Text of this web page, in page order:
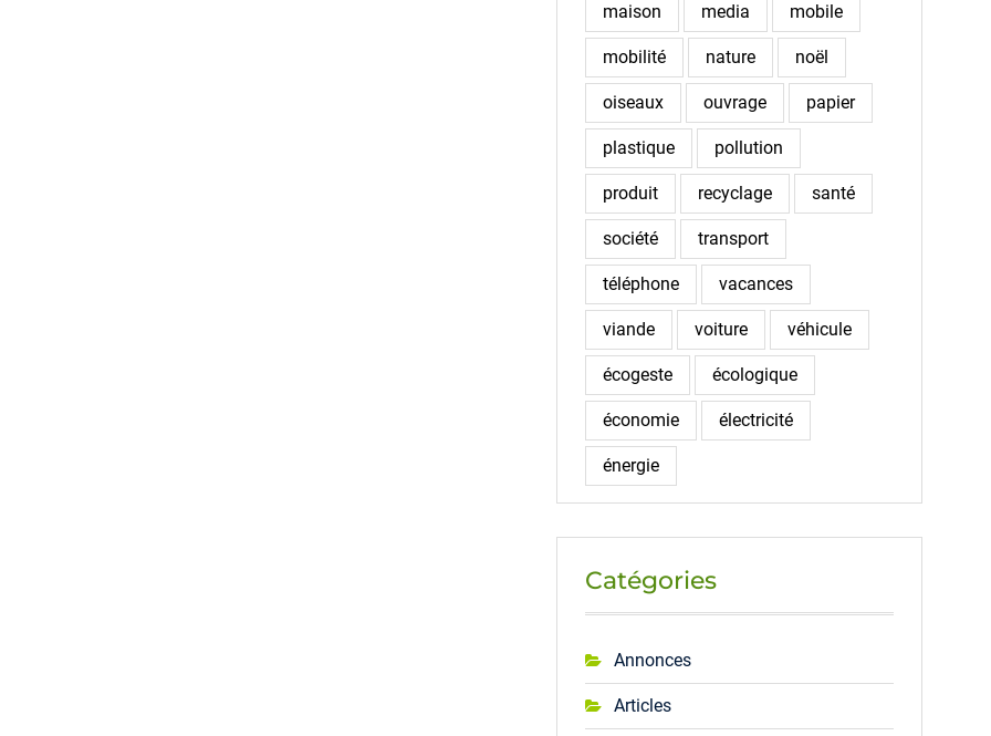
maison media mobile
mobilité nature noël
oiseaux ouvrage papier
plastique pollution
produit recyclage santé
société transport
téléphone vacances
viande voiture véhicule
écogeste écologique
économie électricité
énergie
Catégories
Annonces
Articles